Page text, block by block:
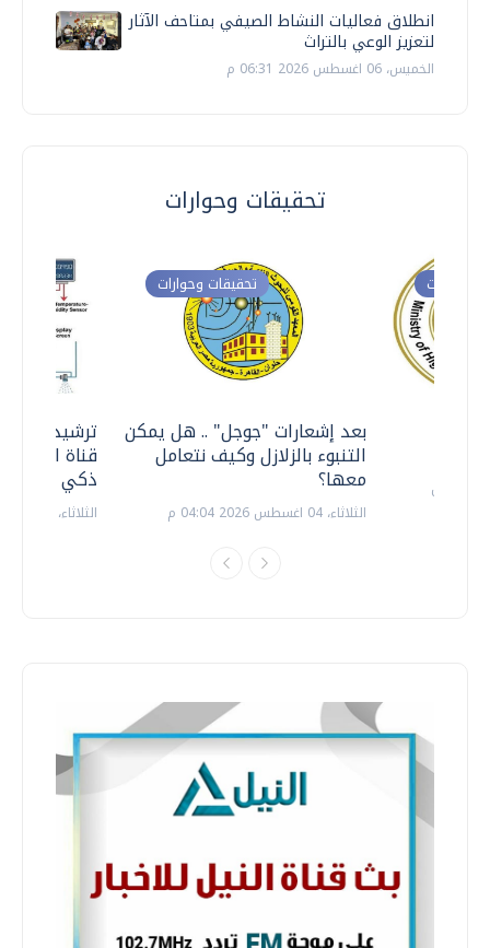
انطلاق فعاليات النشاط الصيفي بمتاحف الآثار
لتعزيز الوعي بالتراث
الخميس، 06 اغسطس 2026 06:31 م
تحقيقات وحوارات
ترشيدا
قناة
ذكي
الثلاثاء، 14 يوليو 2026 06:11 م
تحقيقات وحوارات
بعد إشعارات "جوجل" .. هل يمكن
التنبوء بالزلازل وكيف نتعامل
معها؟
الثلاثاء، 04 اغسطس 2026 04:04 م
وحوارات